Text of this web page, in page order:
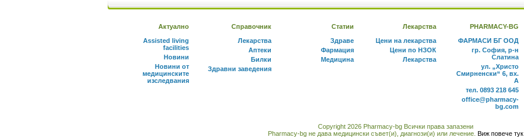
Актуално
Assisted living
facilities
Новини
Новини от
медицинските
изследвания
Справочник
Лекарства
Аптеки
Билки
Здравни заведения
Статии
Здраве
Фармация
Медицина
Лекарства
Цени на лекарства
Цени по НЗОК
Лекарства
PHARMACY-BG
ФАРМАСИ БГ ООД
гр. София, р-н
Слатина
ул. „Христо
Смирненски“ 6, вх.
А
тел. 0893 218 645
office@pharmacy-
bg.com
Copyright 2026 Pharmacy-bg Всички права запазени
Pharmacy-bg не дава медицински съвет(и), диагнози(и) или лечение. Виж повече тук